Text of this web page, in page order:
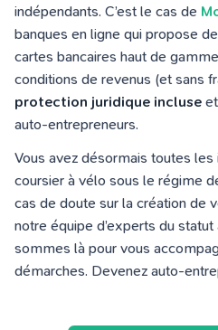
indépendants. C’est le cas de
banques en ligne qui propose
cartes bancaires haut de
conditions de revenus (et sans
protection juridique incluse
auto-entrepreneurs.
Vous avez désormais toutes
coursier à vélo sous le régime
cas de doute sur la création de
notre équipe d’experts du
sommes là pour vous
démarches. Devenez auto-